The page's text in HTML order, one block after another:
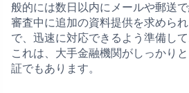
般的には数日以内にメールや郵送で
審査中に追加の資料提供を求めら
で、迅速に対応できるよう準備し
これは、大手金融機関がしっかり
証でもあります。